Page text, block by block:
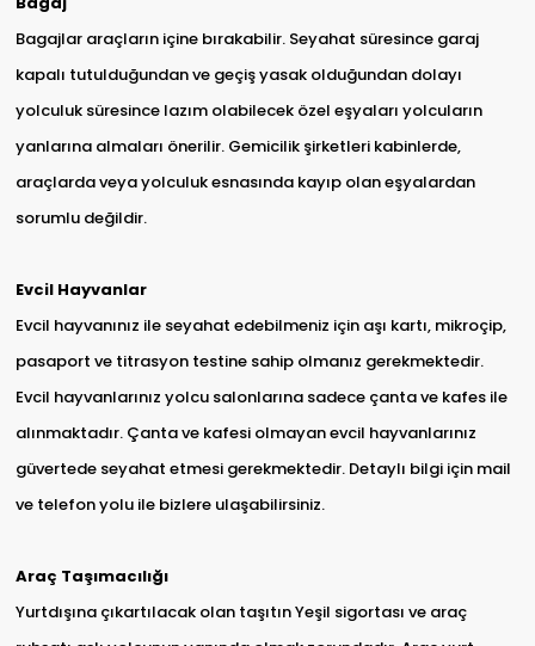
Bagajlar araçların içine bırakabilir. Seyahat süresince garaj
kapalı tutulduğundan ve geçiş yasak olduğundan dolayı
yolculuk süresince lazım olabilecek özel eşyaları yolcuların
yanlarına almaları önerilir. Gemicilik şirketleri kabinlerde,
araçlarda veya yolculuk esnasında kayıp olan eşyalardan
sorumlu değildir.
Evcil Hayvanlar
Evcil hayvanınız ile seyahat edebilmeniz için aşı kartı, mikroçip,
pasaport ve titrasyon testine sahip olmanız gerekmektedir.
Evcil hayvanlarınız yolcu salonlarına sadece çanta ve kafes ile
alınmaktadır. Çanta ve kafesi olmayan evcil hayvanlarınız
güvertede seyahat etmesi gerekmektedir. Detaylı bilgi için mail
ve telefon yolu ile bizlere ulaşabilirsiniz.
Araç Taşımacılığı
Yurtdışına çıkartılacak olan taşıtın Yeşil sigortası ve araç